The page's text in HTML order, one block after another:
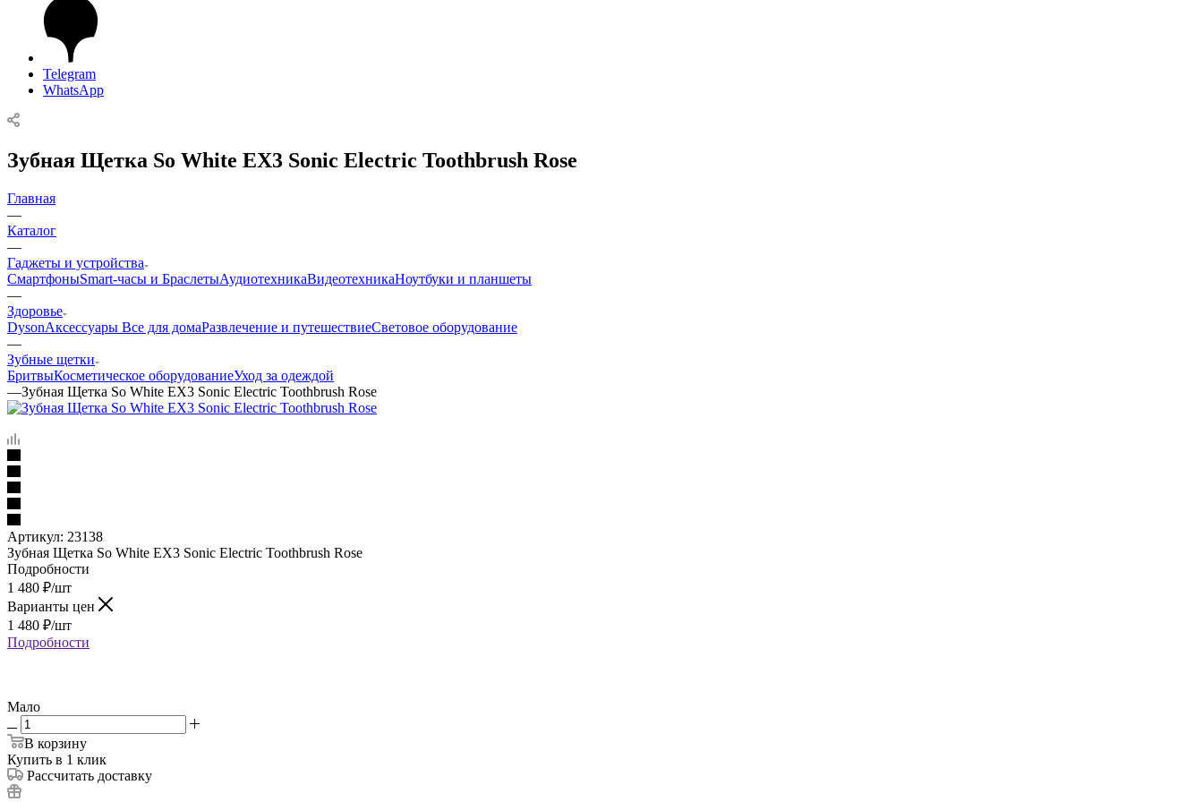
Telegram
WhatsApp
Зубная Щетка So White EX3 Sonic Electric Toothbrush Rose
Главная
—
Каталог
—
Гаджеты и устройства
СмартфоныSmart-часы и БраслетыАудиотехникаВидеотехникаНоутбуки и планшеты
—
Здоровье
DysonАксессуары Все для домаРазвлечение и путешествиеСветовое оборудование
—
Зубные щетки
БритвыКосметическое оборудованиеУход за одеждой
—Зубная Щетка So White EX3 Sonic Electric Toothbrush Rose
Артикул: 23138
Зубная Щетка So White EX3 Sonic Electric Toothbrush Rose
Подробности
1 480 ₽/шт
Варианты цен
1 480 ₽/шт
Подробности
Мало
В корзину
Купить в 1 клик
Рассчитать доставку